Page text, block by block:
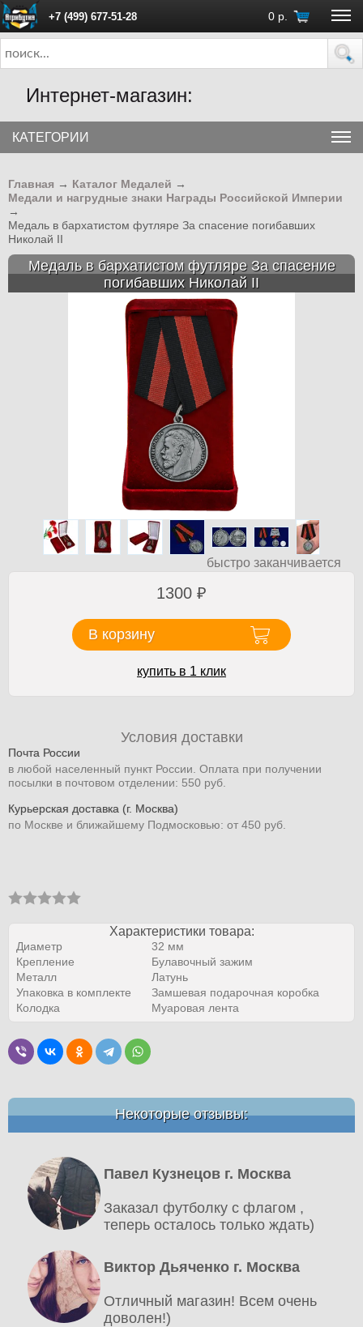
+7 (499) 677-51-28 0 р.
ПН - ПТ с 10:00 до 18:00 (Москва)
Интернет-магазин:
КАТЕГОРИИ
Главная → Каталог Медалей →
Медали и нагрудные знаки Награды Российской Империи
→
Медаль в бархатистом футляре За спасение погибавших
Николай II
Медаль в бархатистом футляре За спасение
погибавших Николай II
быстро заканчивается
1300 ₽
В корзину
купить в 1 клик
Условия доставки
Почта России
в любой населенный пункт России. Оплата при получении
посылки в почтовом отделении: 550 руб.
Курьерская доставка (г. Москва)
по Москве и ближайшему Подмосковью: от 450 руб.
Характеристики товара:
Диаметр
32 мм
Крепление
Булавочный зажим
Металл
Латунь
Упаковка в комплекте
Замшевая подарочная коробка
Колодка
Муаровая лента
Некоторые отзывы:
Павел Кузнецов г. Москва
Заказал футболку с флагом ,
теперь осталось только ждать)
Виктор Дьяченко г. Москва
Отличный магазин! Всем очень
доволен!)